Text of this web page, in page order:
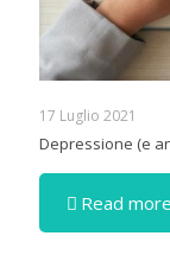
17 Luglio 2021
Depressione (e
Read more